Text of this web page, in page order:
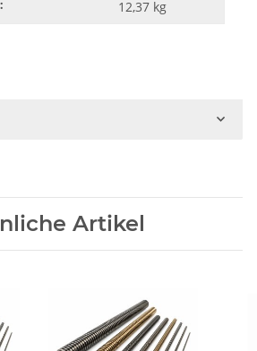
12,37 kg
Artikel